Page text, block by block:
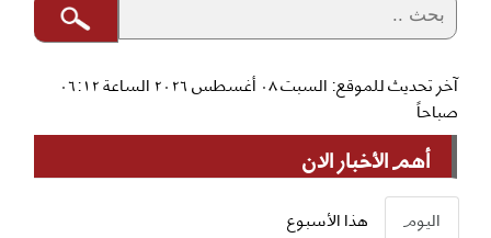
آخر تحديث للموقع: السبت ٠٨ أغسطس ٢٠٢٦ الساعة ٠٦:١٢
صباحاً
أهم الأخبار الان
اليوم هذا الأسبوع